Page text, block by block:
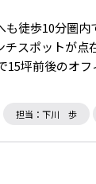
徒歩10分圏
スポットが
坪前後のオ
担当：下川 歩